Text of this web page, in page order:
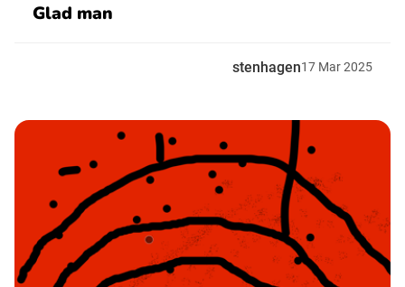
Glad man
stenhagen17 Mar2025